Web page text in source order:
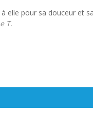
elle pour sa douceur et
T.